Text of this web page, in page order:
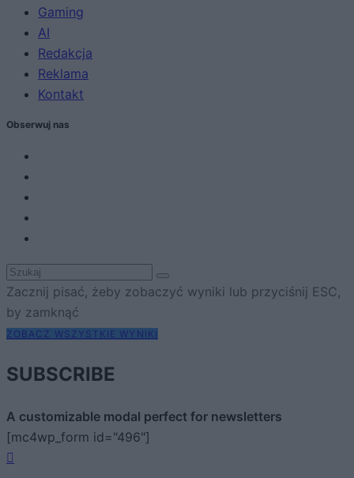
Gaming
AI
Redakcja
Reklama
Kontakt
Obserwuj nas
Zacznij pisać, żeby zobaczyć wyniki lub przyciśnij ESC,
by zamknąć
ZOBACZ WSZYSTKIE WYNIKI
SUBSCRIBE
A customizable modal perfect for newsletters
[mc4wp_form id="496"]